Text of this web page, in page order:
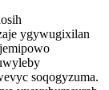
ygywugixilan
soqogyzuma.